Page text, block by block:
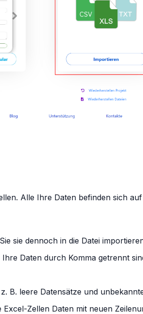
Alle Ihre Daten befinden sich
sie dennoch in die Datei
Daten durch Komma getrennt
B. leere Datensätze und
Zellen Daten mit neuen